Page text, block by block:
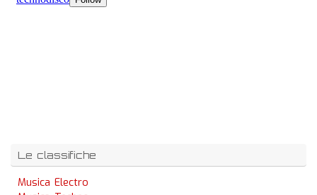
Le classifiche
Musica Electro